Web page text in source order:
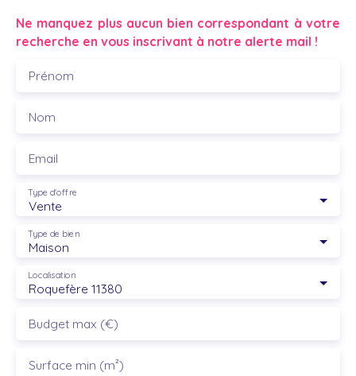
Ne manquez plus aucun bien correspondant à votre
recherche en vous inscrivant à notre alerte mail !
Prénom
Nom
Email
Vente
Type d'offre
Maison
Type de bien
Roquefère 11380
Localisation
Budget max (€)
Surface min (m²)